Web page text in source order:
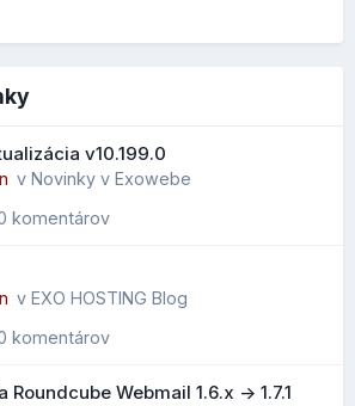
v10.199.0
v Novinky v Exowebe
komentárov
v EXO HOSTING Blog
komentárov
Roundcube Webmail 1.6.x -> 1.7.1